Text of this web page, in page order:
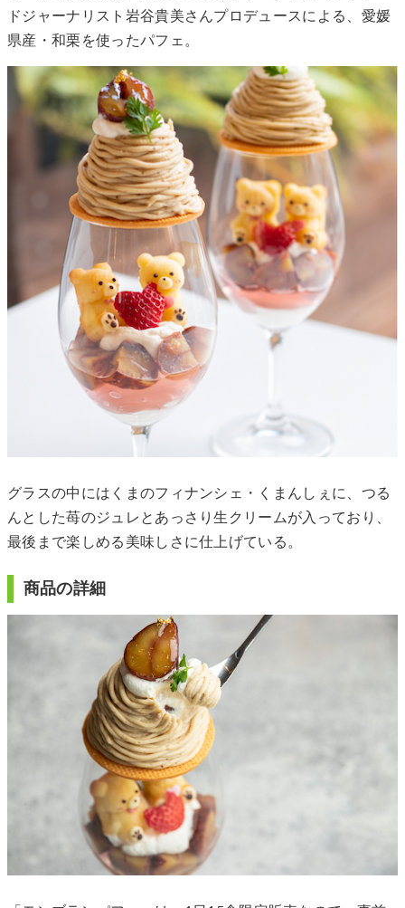
ドジャーナリスト岩谷貴美さんプロデュースによる、愛媛
県産・和栗を使ったパフェ。
グラスの中にはくまのフィナンシェ・くまんしぇに、つる
んとした苺のジュレとあっさり生クリームが入っており、
最後まで楽しめる美味しさに仕上げている。
商品の詳細